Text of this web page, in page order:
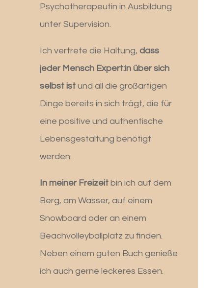
Psychotherapeutin in Ausbildung
unter Supervision.
Ich vertrete die Haltung, dass
jeder Mensch Expert:in über sich
selbst istund all die großartigen
Dinge bereits in sich trägt, die für
eine positive und authentische
Lebensgestaltung benötigt
werden.
In meiner Freizeitbin ich auf dem
Berg, am Wasser, auf einem
Snowboard oder an einem
Beachvolleyballplatz zu finden.
Neben einem guten Buch genieße
ich auch gerne leckeres Essen.